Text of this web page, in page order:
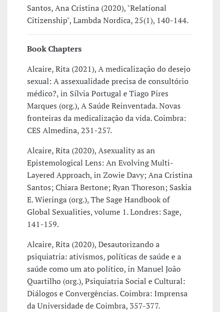
Santos, Ana Cristina (2020), "Relational
Citizenship", Lambda Nordica, 25(1), 140-144.
Book Chapters
Alcaire, Rita (2021), A medicalização do desejo
sexual: A assexualidade precisa de consultório
médico?, in Sílvia Portugal e Tiago Pires
Marques (org.), A Saúde Reinventada. Novas
fronteiras da medicalização da vida. Coimbra:
CES Almedina, 231-257.
Alcaire, Rita (2020), Asexuality as an
Epistemological Lens: An Evolving Multi-
Layered Approach, in Zowie Davy; Ana Cristina
Santos; Chiara Bertone; Ryan Thoreson; Saskia
E. Wieringa (org.), The Sage Handbook of
Global Sexualities, volume 1. Londres: Sage,
141-159.
Alcaire, Rita (2020), Desautorizando a
psiquiatria: ativismos, políticas de saúde e a
saúde como um ato político, in Manuel João
Quartilho (org.), Psiquiatria Social e Cultural:
Diálogos e Convergências. Coimbra: Imprensa
da Universidade de Coimbra, 357-377.